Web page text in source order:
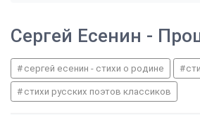
Сергей Есенин -
сергей есенин - стихи о родине
стихи русских поэтов классиков